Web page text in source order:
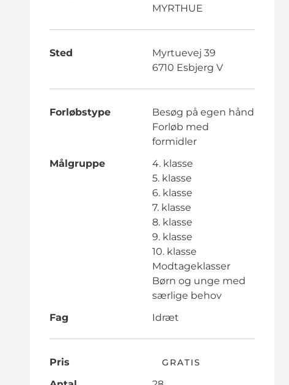
MYRTHUE
Sted
Myrtuevej 39
6710 Esbjerg V
Forløbstype
Besøg på egen hånd
Forløb med
formidler
Målgruppe
4. klasse
5. klasse
6. klasse
7. klasse
8. klasse
9. klasse
10. klasse
Modtageklasser
Børn og unge med
særlige behov
Fag
Idræt
Pris GRATIS